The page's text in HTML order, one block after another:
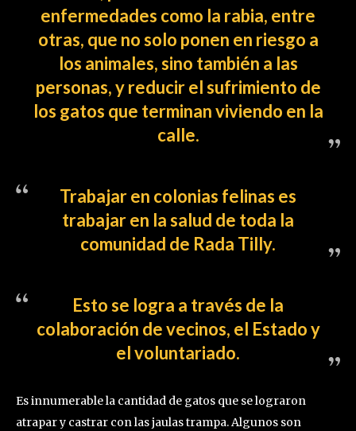
enfermedades como la rabia, entre
otras, que no solo ponen en riesgo a
los animales, sino también a las
personas, y reducir el sufrimiento de
los gatos que terminan viviendo en la
calle.
Trabajar en colonias felinas es
trabajar en la salud de toda la
comunidad de Rada Tilly.
Esto se logra a través de la
colaboración de vecinos, el Estado y
el voluntariado.
Es innumerable la cantidad de gatos que se lograron
atrapar y castrar con las jaulas trampa. Algunos son